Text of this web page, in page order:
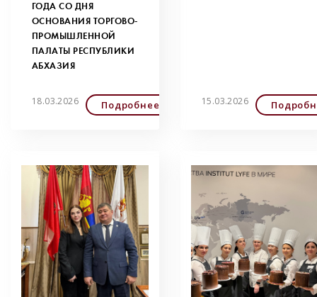
ГОДА СО ДНЯ
ОСНОВАНИЯ ТОРГОВО-
ПРОМЫШЛЕННОЙ
ПАЛАТЫ РЕСПУБЛИКИ
АБХАЗИЯ
18.03.2026 Подробнее 15.03.2026